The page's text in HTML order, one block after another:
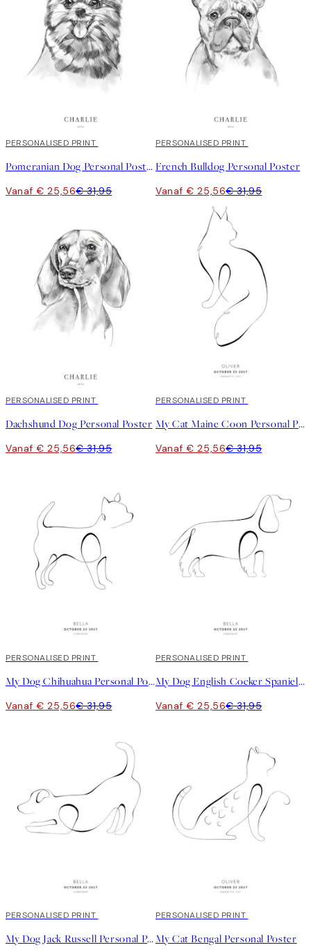
20%*
PERSONALISED PRINT
Pomeranian Dog Personal Poster
Vanaf € 25,56€ 31,95
20%*
PERSONALISED PRINT
French Bulldog Personal Poster
Vanaf € 25,56€ 31,95
20%*
PERSONALISED PRINT
Dachshund Dog Personal Poster
Vanaf € 25,56€ 31,95
20%*
PERSONALISED PRINT
My Cat Maine Coon Personal Poster
Vanaf € 25,56€ 31,95
20%*
PERSONALISED PRINT
My Dog Chihuahua Personal Poster
Vanaf € 25,56€ 31,95
20%*
PERSONALISED PRINT
My Dog English Cocker Spaniel Personal Poster
Vanaf € 25,56€ 31,95
20%*
PERSONALISED PRINT
My Dog Jack Russell Personal Poster
20%*
PERSONALISED PRINT
My Cat Bengal Personal Poster